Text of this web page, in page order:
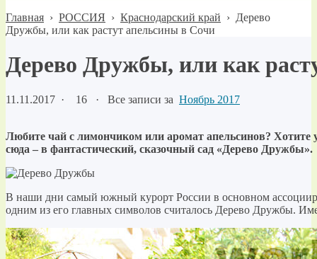
Главная › РОССИЯ › Краснодарский край › Дерево
Дружбы, или как растут апельсины в Сочи
Дерево Дружбы, или как
11.11.2017 · 16 · Все записи за Ноябрь 2017
Любите чай с лимончиком или аромат апельсинов? Хотите
сюда – в фантастический, сказочный сад «Дерево Дружбы».
В наши дни самый южный курорт России в основном
одним из его главных символов считалось Дерево Дружбы.